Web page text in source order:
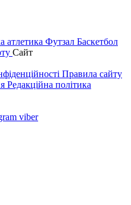
атлетика Футзал Баскетбол
Сайт
Правила сайту
Редакційна політика
viber